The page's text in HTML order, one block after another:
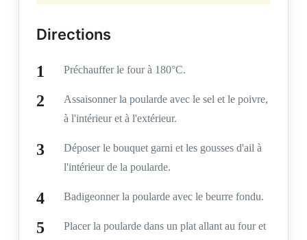
Directions
Préchauffer le four à 180°C.
Assaisonner la poularde avec le sel et le poivre,
à l'intérieur et à l'extérieur.
Déposer le bouquet garni et les gousses d'ail à
l'intérieur de la poularde.
Badigeonner la poularde avec le beurre fondu.
Placer la poularde dans un plat allant au four et